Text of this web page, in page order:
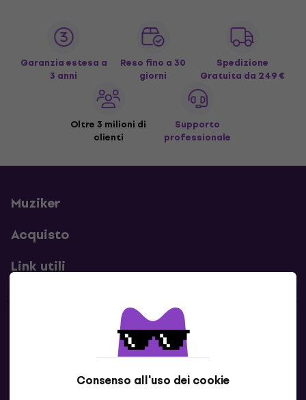
Consenso all'uso dei cookie
Garanzia estesa a
3 anni
Reso fino a 30
giorni
Spedizione
Gratuita da 249 €
Oltre 3 milioni di
clienti
Supporto
professionale
Muziker
Acquisto
Link utili
Contatti
Contattaci